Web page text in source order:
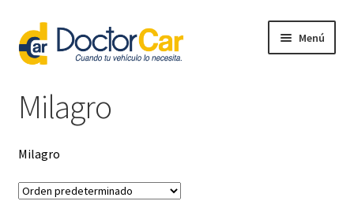
Ir
a
la
Ir
al
contenido
Menú
Milagro
Milagro